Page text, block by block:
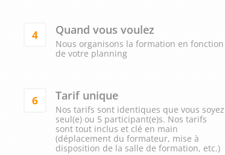
4 Quand vous voulez
Nous organisons la formation en fonction
de votre planning
6 Tarif unique
Nos tarifs sont identiques que vous soyez
seul(e) ou 5 participant(e)s. Nos tarifs
sont tout inclus et clé en main
(déplacement du formateur, mise à
disposition de la salle de formation, etc.)